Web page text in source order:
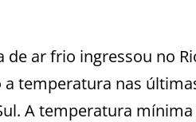
de ar frio ingressou no
temperatura nas
A temperatura